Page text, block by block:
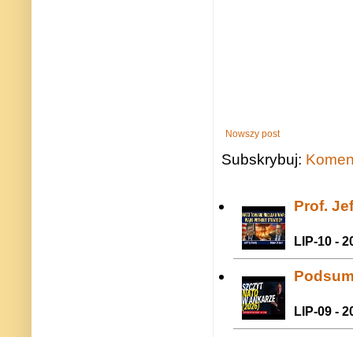
Nowszy post
Subskrybuj:
Prof.
LIP-10 -
LIP-09 -